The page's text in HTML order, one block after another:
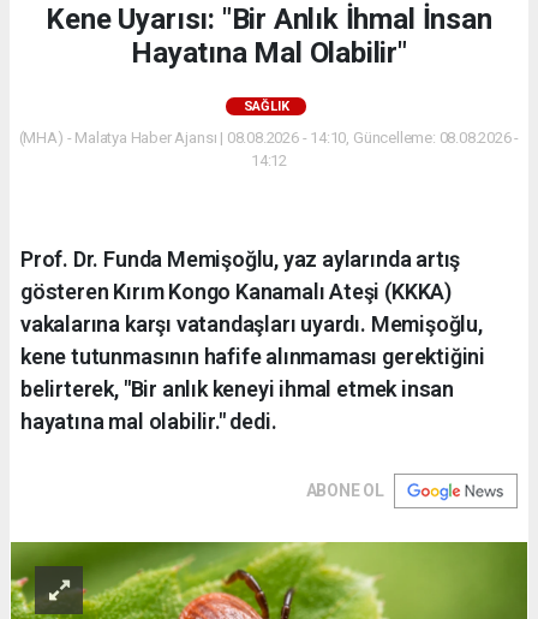
Kene Uyarısı: "Bir Anlık İhmal İnsan
Hayatına Mal Olabilir"
SAĞLIK
(MHA) - Malatya Haber Ajansı | 08.08.2026 - 14:10, Güncelleme: 08.08.2026 -
14:12
Prof. Dr. Funda Memişoğlu, yaz aylarında artış
gösteren Kırım Kongo Kanamalı Ateşi (KKKA)
vakalarına karşı vatandaşları uyardı. Memişoğlu,
kene tutunmasının hafife alınmaması gerektiğini
belirterek, "Bir anlık keneyi ihmal etmek insan
hayatına mal olabilir." dedi.
ABONE OL